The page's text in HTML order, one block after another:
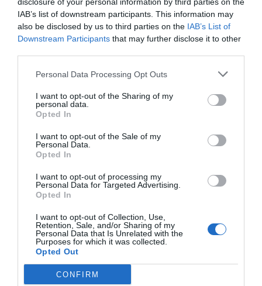
IAB’s list of downstream participants. This information may
also be disclosed by us to third parties on the IAB’s List of
Downstream Participants that may further disclose it to other
Personal Data Processing Opt Outs
I want to opt-out of the Sharing of my
personal data.
Opted In
I want to opt-out of the Sale of my
Personal Data.
Opted In
I want to opt-out of processing my
Personal Data for Targeted Advertising.
Opted In
I want to opt-out of Collection, Use,
Retention, Sale, and/or Sharing of my
Personal Data that Is Unrelated with the
Purposes for which it was collected.
Opted Out
CONFIRM
millones para los alemanes y 3,3 millones para el
equipo andaluz).
El campeón de la Europa League, el Villarreal CF fue
embargo, el otro finalista, elManchester United
recibió más dinero en total al haber participado
también en la fase de grupos de la Champions
League, con una cifra total que ascendió hasta los 79,5
millones de euros.
llevaron fueron Arsenal FC (29,8 millones de euros), AS
Roma (24 millones de euros) y Tottenham Hotspour FC
disputaron encuentros europeos se llevaron un buen
pellizco de la bolsa de premios de la Uefa: el Granada
CF percibió 17 millones y la Real Sociedad 12 millones